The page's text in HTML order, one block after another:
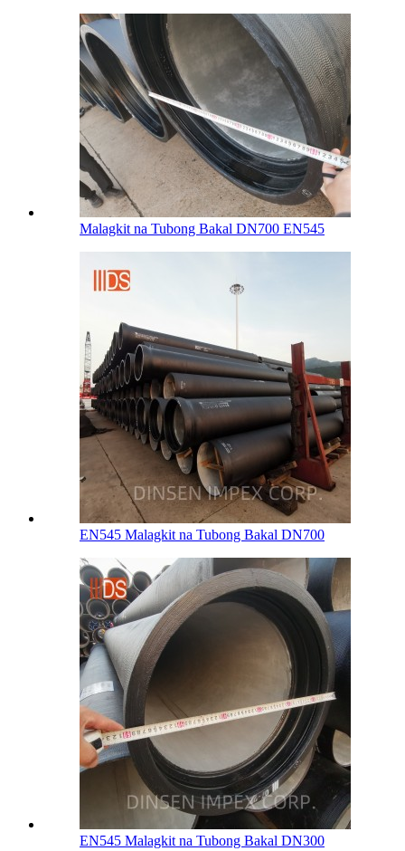
Malagkit na Tubong Bakal DN700 EN545
EN545 Malagkit na Tubong Bakal DN700
EN545 Malagkit na Tubong Bakal DN300